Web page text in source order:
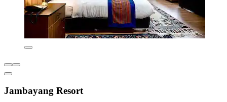
Jambayang Resort